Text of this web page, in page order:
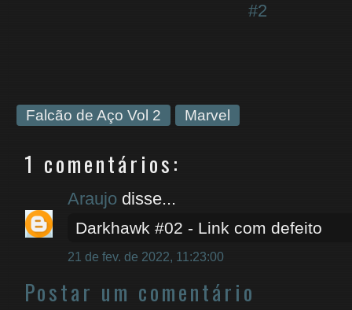
#2
Falcão de Aço Vol 2 Marvel
1 comentários:
Araujo disse...
Darkhawk #02 - Link com defeito
21 de fev. de 2022, 11:23:00
Postar um comentário